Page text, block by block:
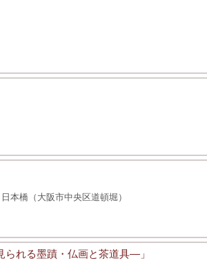
本橋（大阪市中央区道頓堀）
れる墨蹟・仏画と茶道具―」